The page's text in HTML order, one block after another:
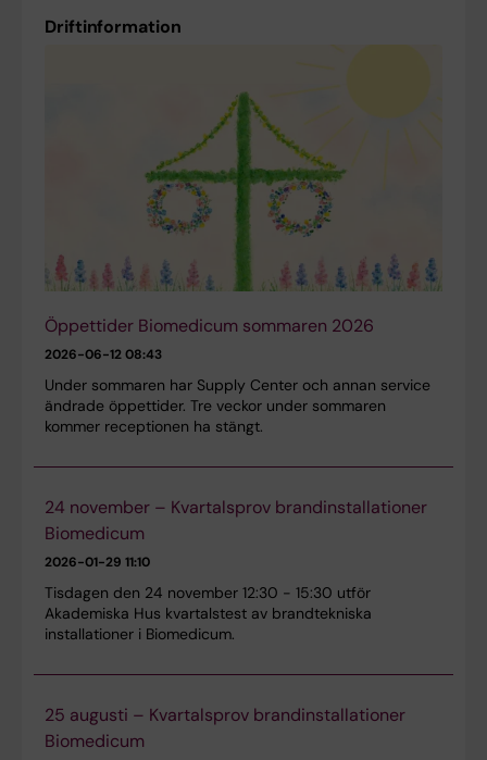
Driftinformation
Öppettider Biomedicum sommaren 2026
2026-06-12 08:43
Under sommaren har Supply Center och annan service
ändrade öppettider. Tre veckor under sommaren
kommer receptionen ha stängt.
24 november – Kvartalsprov brandinstallationer
Biomedicum
2026-01-29 11:10
Tisdagen den 24 november 12:30 - 15:30 utför
Akademiska Hus kvartalstest av brandtekniska
installationer i Biomedicum.
25 augusti – Kvartalsprov brandinstallationer
Biomedicum